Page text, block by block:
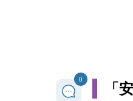
0
「